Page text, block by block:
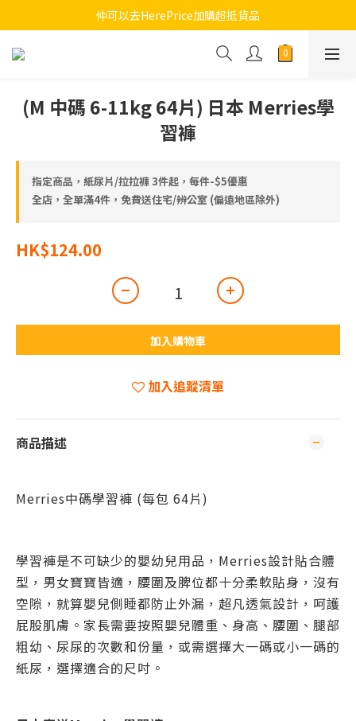
🚚 買滿4件免運費
仲可以去HerePrice加購超抵貨品
🚚 買滿4件免運費
(M 中碼 6-11kg 64片) 日本 Merries學
習褲
指定商品，紙尿片/拉拉褲 3件起，每件-$5優惠
全店，全單滿4件，免費送住宅/辨公室 (偏遠地區除外)
HK$124.00
加入購物車
加入追蹤清單
商品描述
Merries中碼學習褲 (每包 64片)
學習褲是不可缺少的嬰幼兒用品，Merries設計貼合體
型，男女寶寶皆適，腰圍及脾位都十分柔軟貼身，沒有
空隙，就算嬰兒側睡都防止外漏，超凡透氣設計，呵護
屁股肌膚。家長需要按照嬰兒體重、身高、腰圍、腿部
粗幼、 尿尿的次數和份量 ，或需選擇大一碼或小一碼的
紙尿，選擇適合的尺吋。